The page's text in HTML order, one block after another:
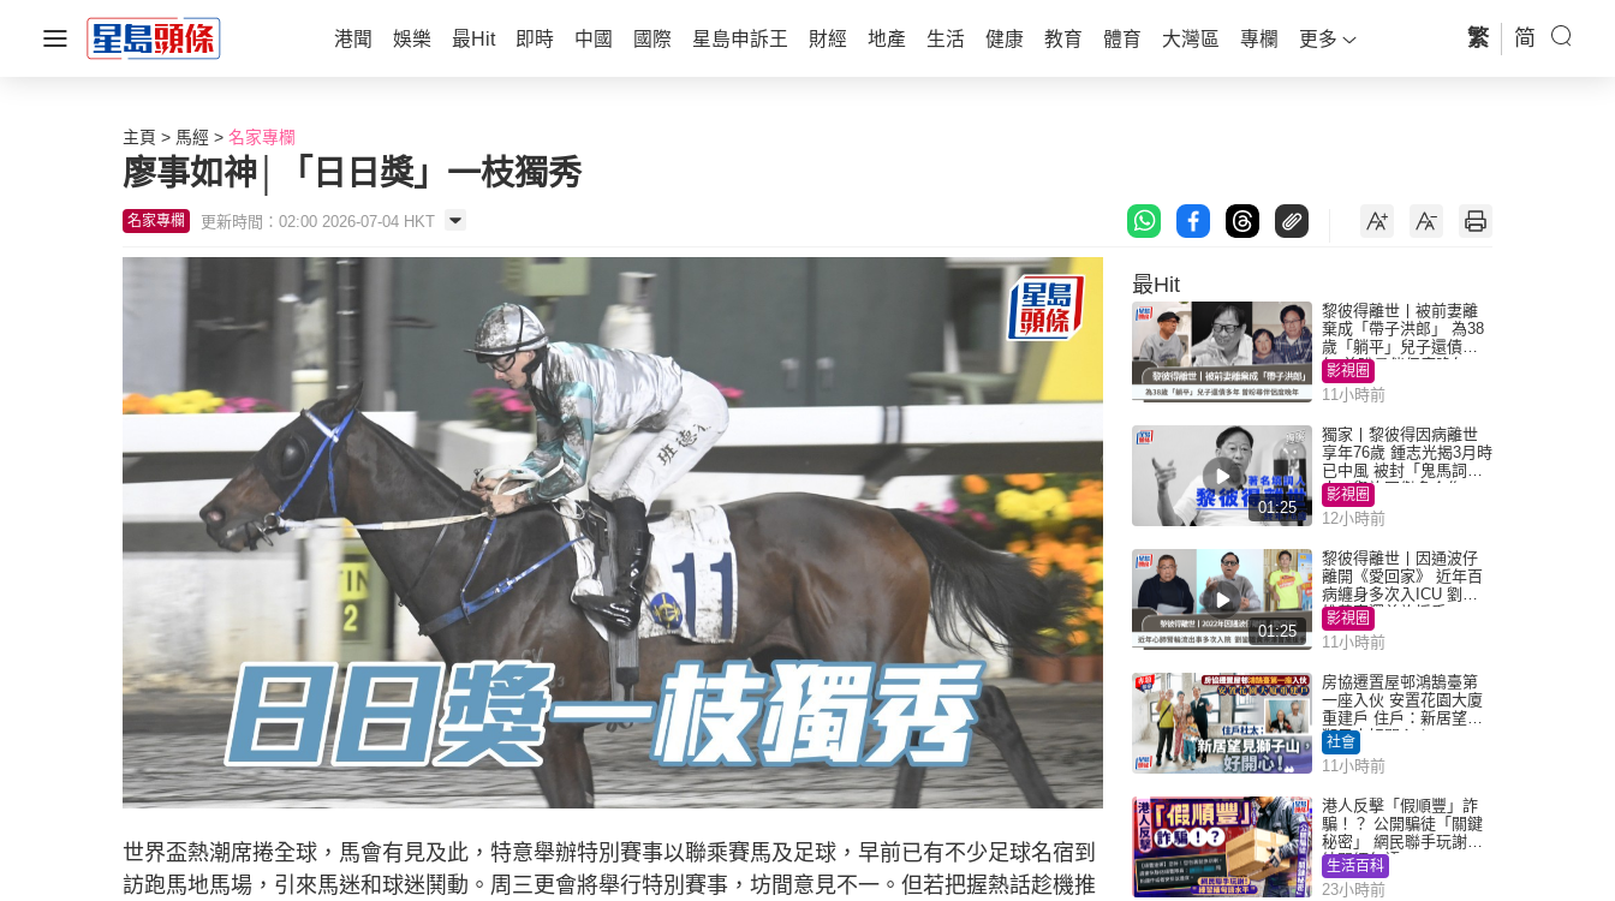
港聞 娛樂 最Hit 即時 中國 國際 星島申訴王 財經 地產 生活 健康 教育 體育 大灣區 專欄 更多 繁 简
主頁 馬經 名家專欄
廖事如神│「日日獎」一枝獨秀
名家專欄 更新時間：02:00 2026-07-04 HKT
世界盃熱潮席捲全球，馬會有見及此，特意舉辦特別賽事以聯乘賽馬及足球，早前已有不少足球名宿到
訪跑馬地馬場，引來馬迷和球迷鬨動。周三更會將舉行特別賽事，坊間意見不一。但若把握熱話趁機推
最Hit
黎彼得離世丨被前妻離
棄成「帶子洪郎」 為38
歲「躺平」兒子還債多
年 曾盼尋伴侶度晚年
影視圈
11小時前
01:25
獨家丨黎彼得因病離世
享年76歲 鍾志光揭3月時
已中風 被封「鬼馬詞
人」與許冠傑多合作
影視圈
12小時前
01:25
黎彼得離世丨因通波仔
離開《愛回家》 近年百
病纏身多次入ICU 劉鑾
雄黃宗澤曾施援手
影視圈
11小時前
房協遷置屋邨鴻鵠臺第
一座入伙 安置花園大廈
重建戶 住戶：新居望見
獅子山好開心！
社會
11小時前
港人反擊「假順豐」詐
騙！？ 公開騙徒「關鍵
秘密」 網民聯手玩謝：
練習緬甸語
生活百科
23小時前